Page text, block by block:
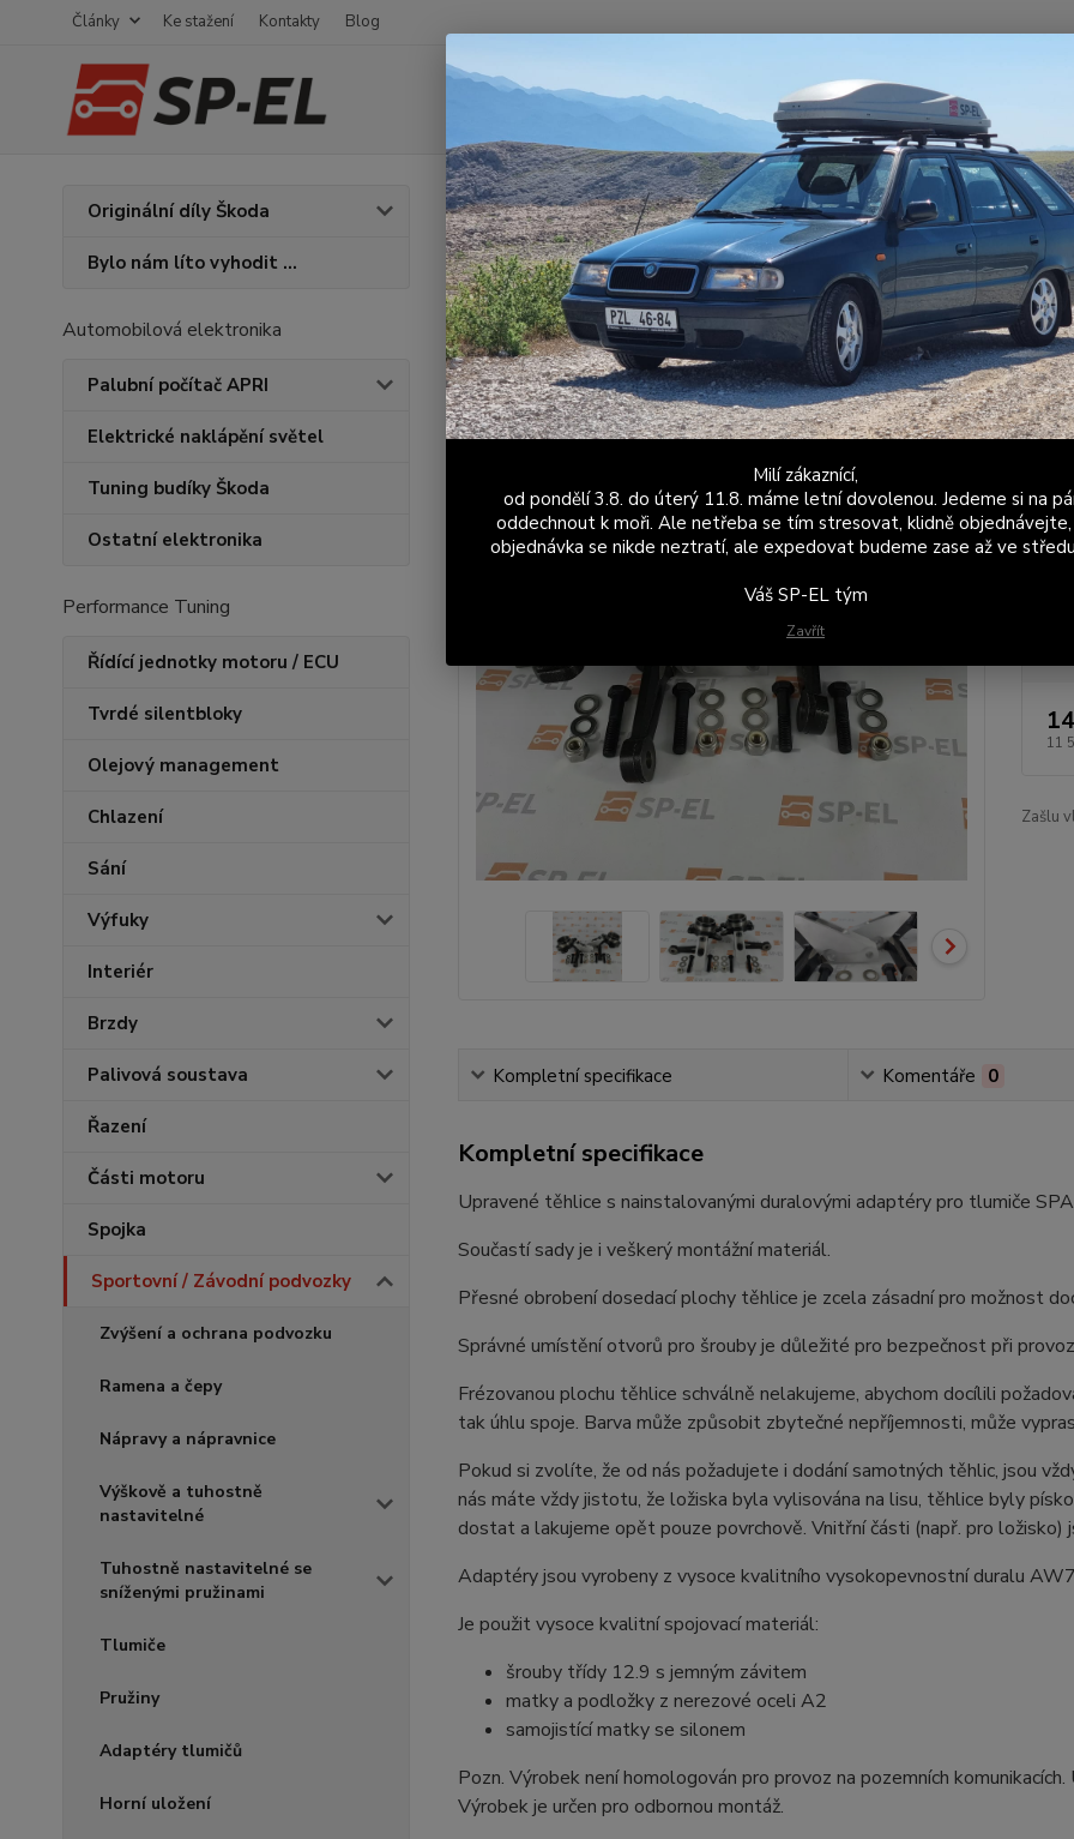
Články Ke stažení Kontakty Blog
Hledat
Originální díly Škoda
Bylo nám líto vyhodit ...
Automobilová elektronika
Palubní počítač APRI
Elektrické naklápění světel
Tuning budíky Škoda
Ostatní elektronika
Performance Tuning
Řídící jednotky motoru / ECU
Tvrdé silentbloky
Olejový management
Chlazení
Sání
Výfuky
Interiér
Brzdy
Palivová soustava
Řazení
Části motoru
Spojka
Sportovní / Závodní podvozky
Zvýšení a ochrana podvozku
Ramena a čepy
Nápravy a nápravnice
Výškově a tuhostně
nastavitelné
Tuhostně nastavitelné se
sníženými pružinami
Tlumiče
Pružiny
Adaptéry tlumičů
Horní uložení
Úvod Sportovní / Závodní podvozky
Sportovní / závodní těhlice s adaptéry
ABS!
Sportovní / závodní těhlice s
tlumiče SPAX pro VW Golf 2 a 3 -
SPAX
11
Zašlu
Kompletní specifikace Komentáře 0
Kompletní specifikace
Upravené těhlice s nainstalovanými duralovými adaptéry pro tlumiče
Součastí sady je i veškerý montážní materiál.
Přesné obrobení dosedací plochy těhlice je zcela zásadní pro možnost
Správné umístění otvorů pro šrouby je důležité pro bezpečnost při
Frézovanou plochu těhlice schválně nelakujeme, abychom docílili
tak úhlu spoje. Barva může způsobit zbytečné nepříjemnosti, může
Pokud si zvolíte, že od nás požadujete i dodání samotných těhlic, jsou
nás máte vždy jistotu, že ložiska byla vylisována na lisu, těhlice byly
dostat a lakujeme opět pouze povrchově. Vnitřní části (např. pro ložisko)
Adaptéry jsou vyrobeny z vysoce kvalitního vysokopevnostní duralu
Je použit vysoce kvalitní spojovací materiál:
šrouby třídy 12.9 s jemným závitem
matky a podložky z nerezové oceli A2
samojistící matky se silonem
Pozn. Výrobek není homologován pro provoz na pozemních
Výrobek je určen pro odbornou montáž.
Milí zákaznící,
od pondělí 3.8. do úterý 11.8. máme letní dovolenou. Jedeme si na
oddechnout k moři. Ale netřeba se tím stresovat, klidně objednávejte,
objednávka se nikde neztratí, ale expedovat budeme zase až ve
Váš SP-EL tým
Zavřít